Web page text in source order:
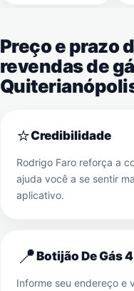
Preço e prazo
revendas de
⭐Credibilidade
Rodrigo Faro reforça a
ajuda você a se sentir
aplicativo.
📍Botijão De Gás
Informe seu endereço e